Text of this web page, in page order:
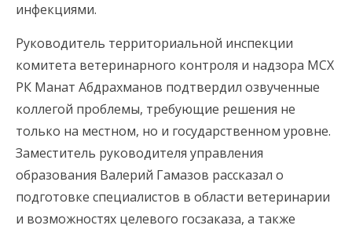
инфекциями.
Руководитель территориальной инспекции
комитета ветеринарного контроля и надзора МСХ
РК Манат Абдрахманов подтвердил озвученные
коллегой проблемы, требующие решения не
только на местном, но и государственном уровне.
Заместитель руководителя управления
образования Валерий Гамазов рассказал о
подготовке специалистов в области ветеринарии
и возможностях целевого госзаказа, а также